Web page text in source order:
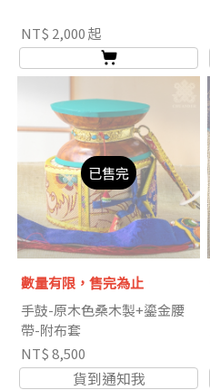
NT$ 2,000 起
已售完
數量有限，售完為止
手鼓-原木色桑木製+鎏金腰
帶-附布套
NT$ 8,500
貨到通知我